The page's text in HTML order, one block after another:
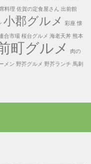
料理 佐賀の定食屋さん 出前館
小郡グルメ 彩座 懐
合市場 桜台グルメ 海老天丼 熊本
町グルメ
肉の
メン 野芥グルメ 野芥ランチ 馬刺